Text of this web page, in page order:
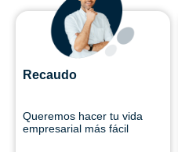
Recaudo
Queremos hacer tu vida
empresarial más fácil